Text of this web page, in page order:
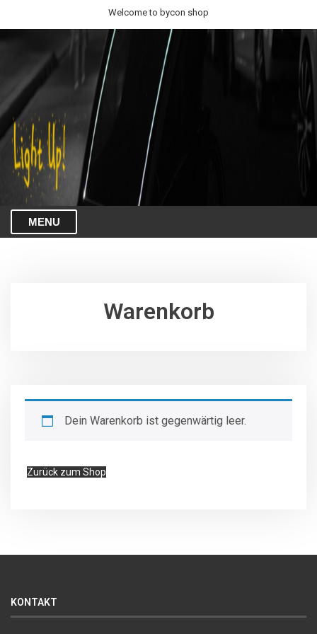
Welcome to bycon shop
MENU
Warenkorb
Dein Warenkorb ist gegenwärtig leer.
Zurück zum Shop
KONTAKT